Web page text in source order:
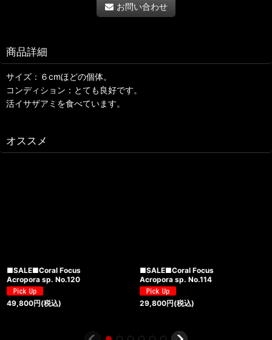
お問い合わせ
商品詳細
サイズ：６cmほどの個体。
コンディション：とても良好です。
活イサザアミを食べています。
オススメ
■SALE■Coral Focus
Acropora sp. No.120
49,800円(税込)
■SALE■Coral Focus
Acropora sp. No.114
29,800円(税込)